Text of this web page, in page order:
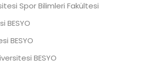
Spor Bilimleri Fakültesi
BESYO
BESYO
BESYO